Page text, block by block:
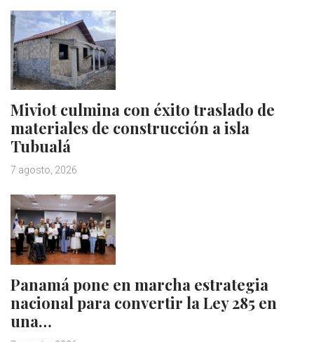
Miviot culmina con éxito traslado de
materiales de construcción a isla
Tubualá
7 agosto, 2026
Panamá pone en marcha estrategia
nacional para convertir la Ley 285 en
una…